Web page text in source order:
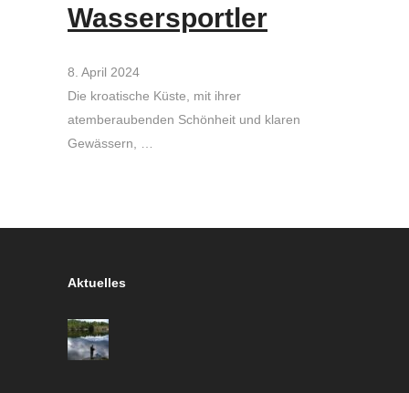
Wassersportler
8. April 2024
Die kroatische Küste, mit ihrer
atemberaubenden Schönheit und klaren
Gewässern, …
Aktuelles